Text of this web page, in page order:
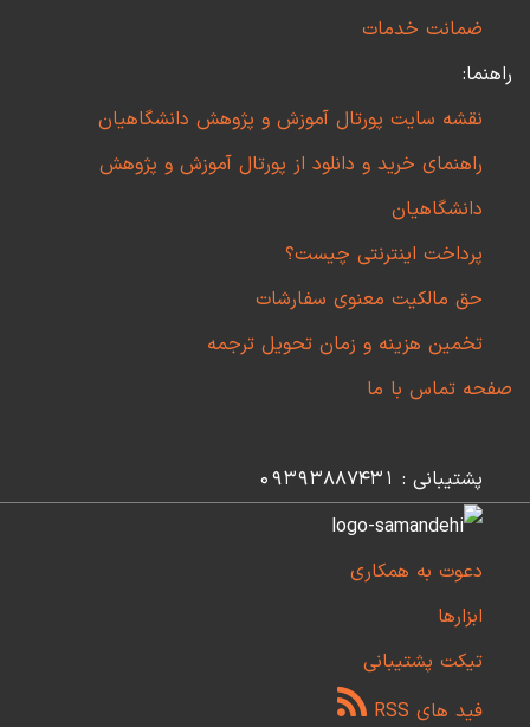
ضمانت خدمات
راهنما:
نقشه سایت پورتال آموزش و پژوهش دانشگاهیان
راهنمای خرید و دانلود از پورتال آموزش و پژوهش
دانشگاهیان
پرداخت اینترنتی چیست؟
حق مالکیت معنوی سفارشات
تخمین هزینه و زمان تحویل ترجمه
صفحه تماس با ما
پشتیبانی : 09393887431
دعوت به همکاری
ابزارها
تیکت پشتیبانی
فید های RSS